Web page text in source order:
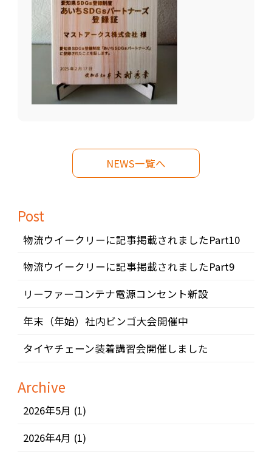
NEWS一覧へ
Post
物流ウイークリーに記事掲載されましたPart10
物流ウイークリーに記事掲載されましたPart9
リーファーコンテナ電源コンセント新設
年末（年始）社内ビンゴ大会開催中
タイヤチェーン装着講習会開催しました
Archive
2026年5月 (1)
2026年4月 (1)